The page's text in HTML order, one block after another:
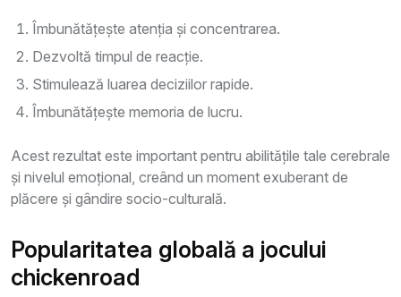
Îmbunătățește atenția și concentrarea.
Dezvoltă timpul de reacție.
Stimulează luarea deciziilor rapide.
Îmbunătățește memoria de lucru.
Acest rezultat este important pentru abilitățile tale cerebrale
și nivelul emoțional, creând un moment exuberant de
plăcere și gândire socio-culturală.
Popularitatea globală a jocului
chickenroad